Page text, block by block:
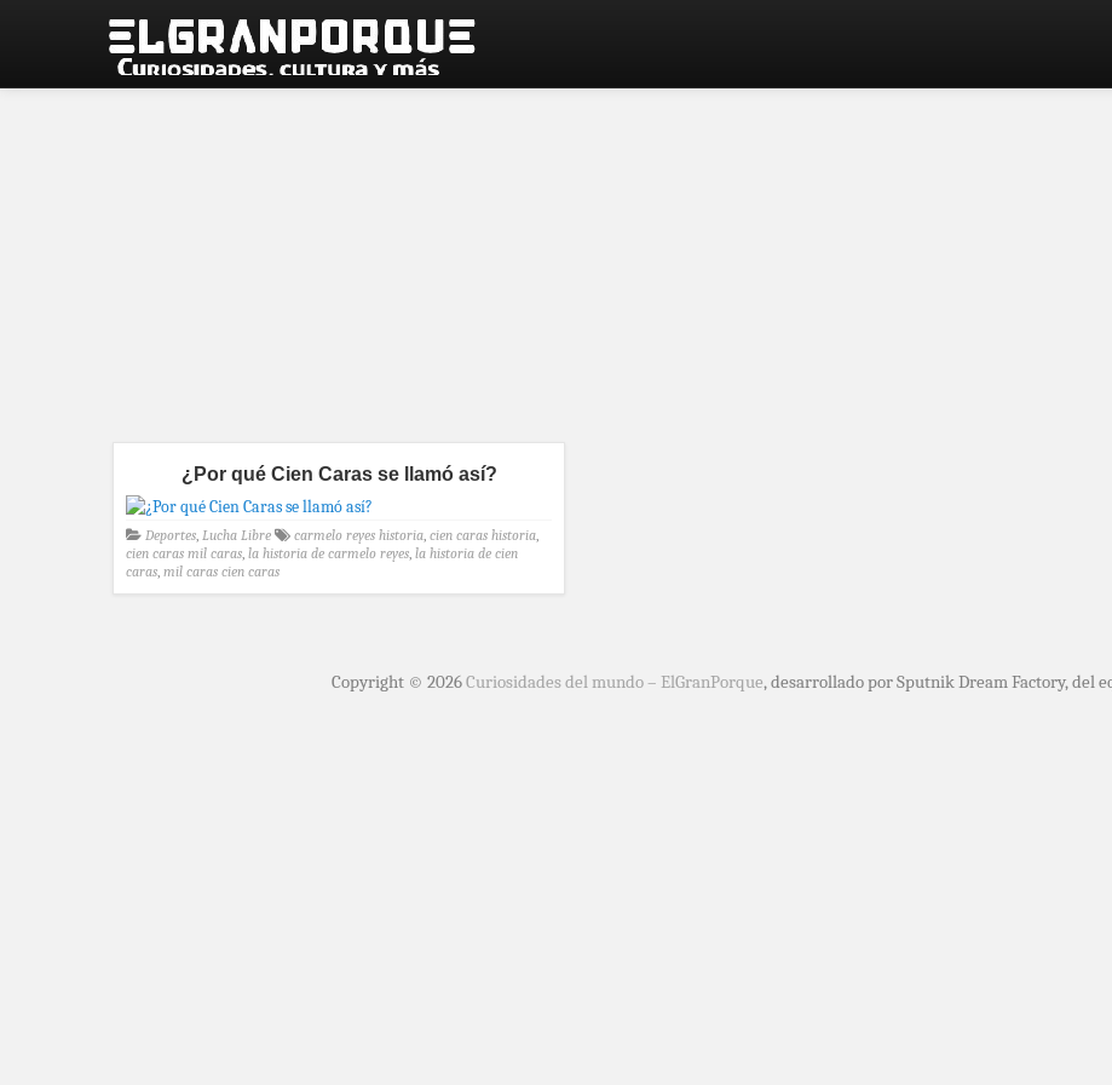
¿Por qué Cien Caras se llamó así?
Deportes, Lucha Libre carmelo reyes historia, cien caras historia,
cien caras mil caras, la historia de carmelo reyes, la historia de cien
caras, mil caras cien caras
Copyright © 2026Curiosidades del mundo – ElGranPorque, desarrollado por Sputnik Dream Factory, del